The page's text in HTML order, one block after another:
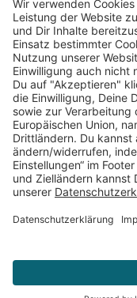
Impressum